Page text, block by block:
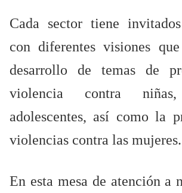
Cada sector tiene
con diferentes visiones
desarrollo de temas de
violencia contra
adolescentes, así como la
violencias contra las mujeres.
En esta mesa de atención a